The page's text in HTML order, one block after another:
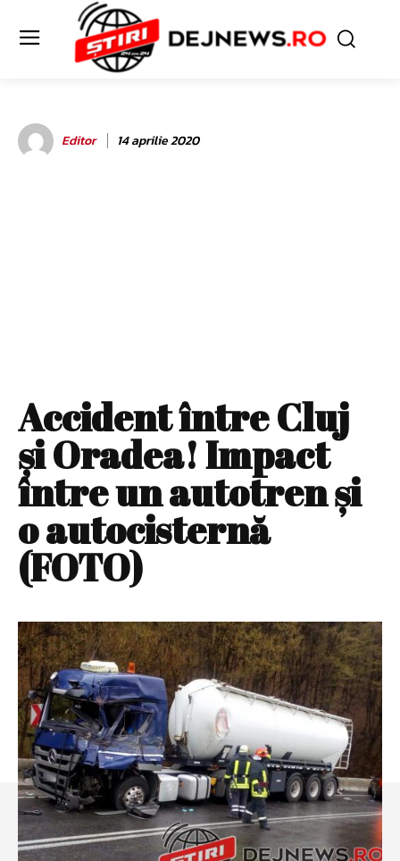
Editor 14 aprilie 2020
Accident între Cluj
şi Oradea! Impact
între un autotren şi
o autocisternă
(FOTO)